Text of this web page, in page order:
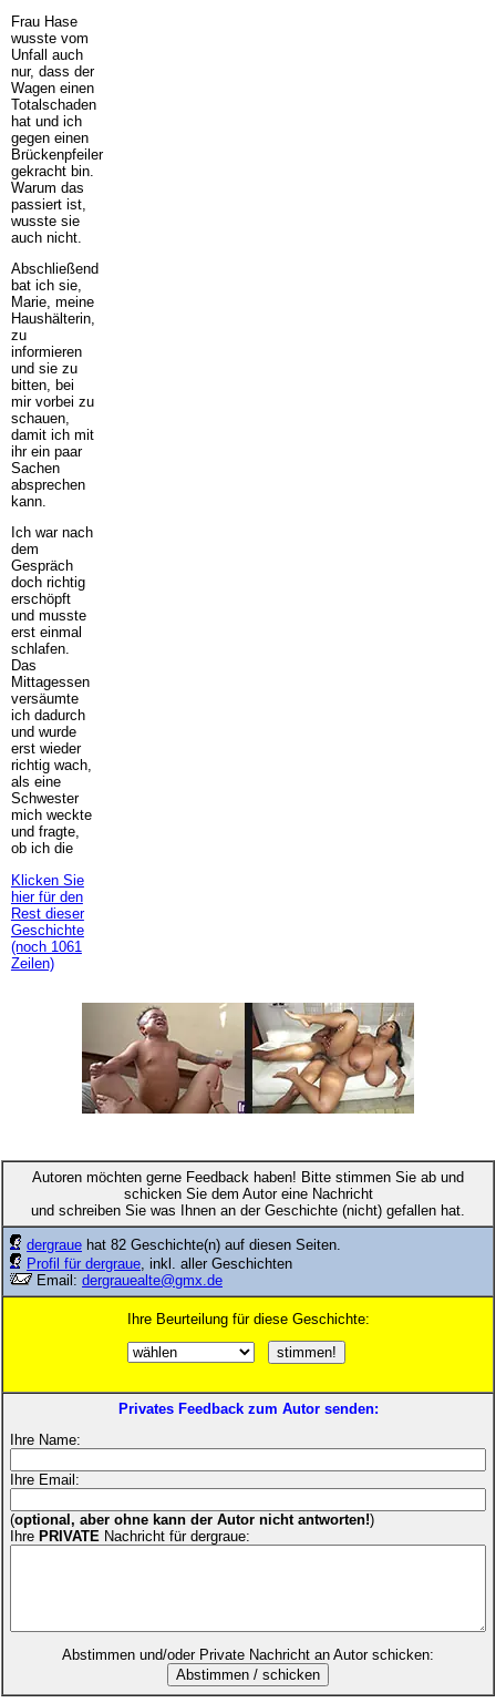
Frau Hase
wusste vom
Unfall auch
nur, dass der
Wagen einen
Totalschaden
hat und ich
gegen einen
Brückenpfeiler
gekracht bin.
Warum das
passiert ist,
wusste sie
auch nicht.
Abschließend
bat ich sie,
Marie, meine
Haushälterin,
zu
informieren
und sie zu
bitten, bei
mir vorbei zu
schauen,
damit ich mit
ihr ein paar
Sachen
absprechen
kann.
Ich war nach
dem
Gespräch
doch richtig
erschöpft
und musste
erst einmal
schlafen.
Das
Mittagessen
versäumte
ich dadurch
und wurde
erst wieder
richtig wach,
als eine
Schwester
mich weckte
und fragte,
ob ich die
Klicken Sie
hier für den
Rest dieser
Geschichte
(noch 1061
Zeilen)
Autoren möchten gerne Feedback haben! Bitte stimmen Sie ab und
schicken Sie dem Autor eine Nachricht
und schreiben Sie was Ihnen an der Geschichte (nicht) gefallen hat.
dergraue hat 82 Geschichte(n) auf diesen Seiten.
Profil für dergraue , inkl. aller Geschichten
Email: dergrauealte@gmx.de
Ihre Beurteilung für diese Geschichte:
Privates Feedback zum Autor senden:
Ihre Name:
Ihre Email:
(optional, aber ohne kann der Autor nicht antworten!)
Ihre PRIVATE Nachricht für dergraue:
Abstimmen und/oder Private Nachricht an Autor schicken: